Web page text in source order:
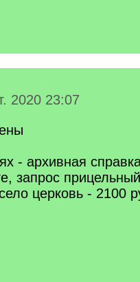
2020 23:07
- архивная
запрос
церковь - 2100